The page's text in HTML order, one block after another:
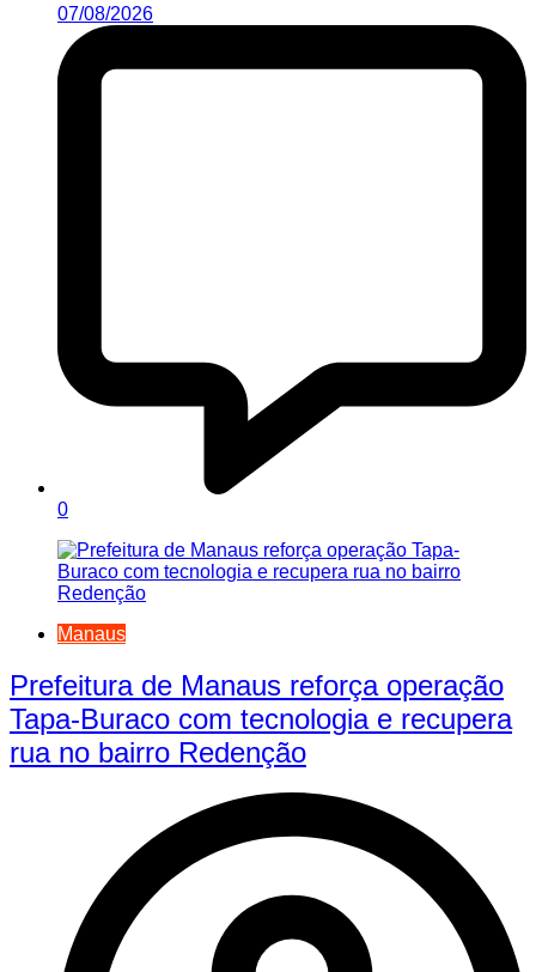
07/08/2026
0
Manaus
Prefeitura de Manaus reforça operação
Tapa-Buraco com tecnologia e recupera
rua no bairro Redenção